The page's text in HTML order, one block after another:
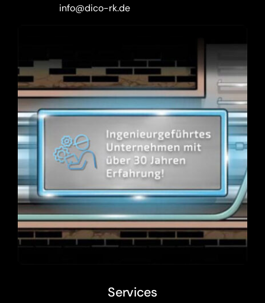
info@dico-rk.de
Services